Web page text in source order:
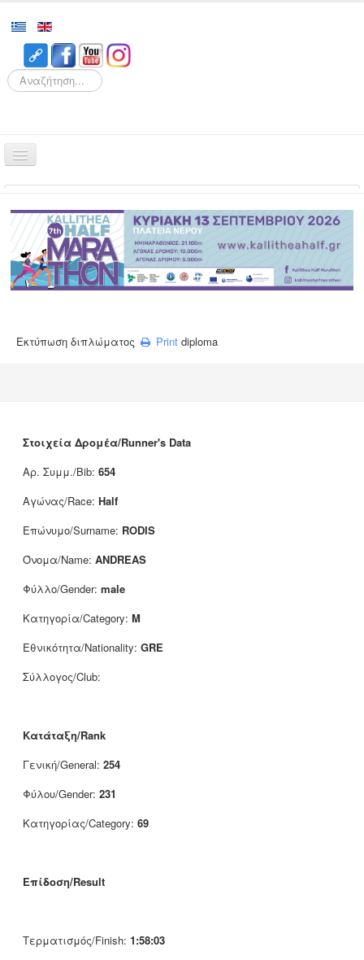
Search
Αγώνες
Διοργάνωση
Εθελοντισμός
Αποτελέσματα
Εκτύπωση διπλώματος Print diploma
Στοιχεία Δρομέα/Runner's Data
Αρ. Συμμ./Bib: 654
Αγώνας/Race: Half
Επώνυμο/Surname: RODIS
Όνομα/Name: ANDREAS
Φύλλο/Gender: male
Κατηγορία/Category: M
Εθνικότητα/Nationality: GRE
Σύλλογος/Club:
Κατάταξη/Rank
Γενική/General: 254
Φύλου/Gender: 231
Κατηγορίας/Category: 69
Επίδοση/Result
Τερματισμός/Finish: 1:58:03